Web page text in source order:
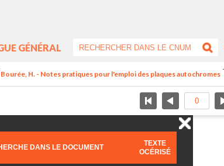
GÉNÉRAL
Bourée, H. - Notes pratiques pour l'emploi des plaques autochromes
DANS LE DOCUMENT
TEXTE
OCÉRISÉ